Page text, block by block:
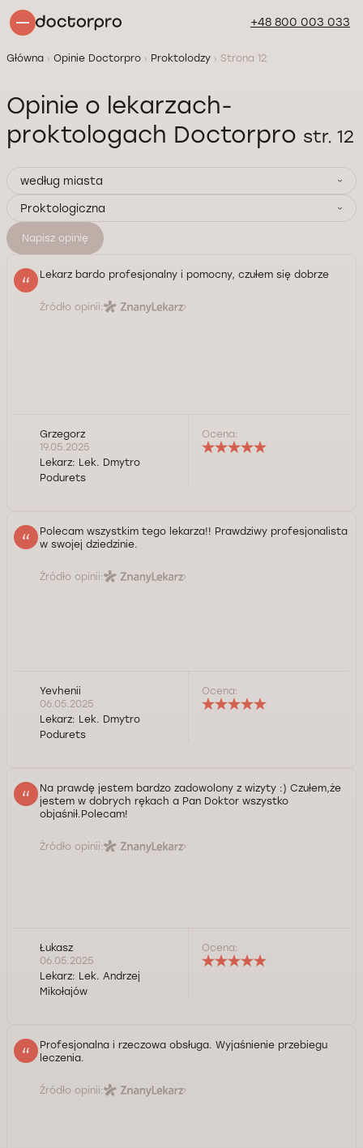
+48 800 003 033
Główna Opinie Doctorpro Proktolodzy Strona 12
Opinie o lekarzach-
proktologach Doctorpro str. 12
według miasta
Proktologiczna
Napisz opinię
Lekarz bardo profesjonalny i pomocny, czułem się dobrze
Źródło opinii:
Grzegorz
19.05.2025
Lekarz: Lek. Dmytro
Podurets
Ocena:
Polecam wszystkim tego lekarza!! Prawdziwy profesjonalista
w swojej dziedzinie.
Źródło opinii:
Yevhenii
06.05.2025
Lekarz: Lek. Dmytro
Podurets
Ocena:
Na prawdę jestem bardzo zadowolony z wizyty :) Czułem,że
jestem w dobrych rękach a Pan Doktor wszystko
objaśnił.Polecam!
Źródło opinii:
Łukasz
06.05.2025
Lekarz: Lek. Andrzej
Mikołajów
Ocena:
Profesjonalna i rzeczowa obsługa. Wyjaśnienie przebiegu
leczenia.
Źródło opinii: